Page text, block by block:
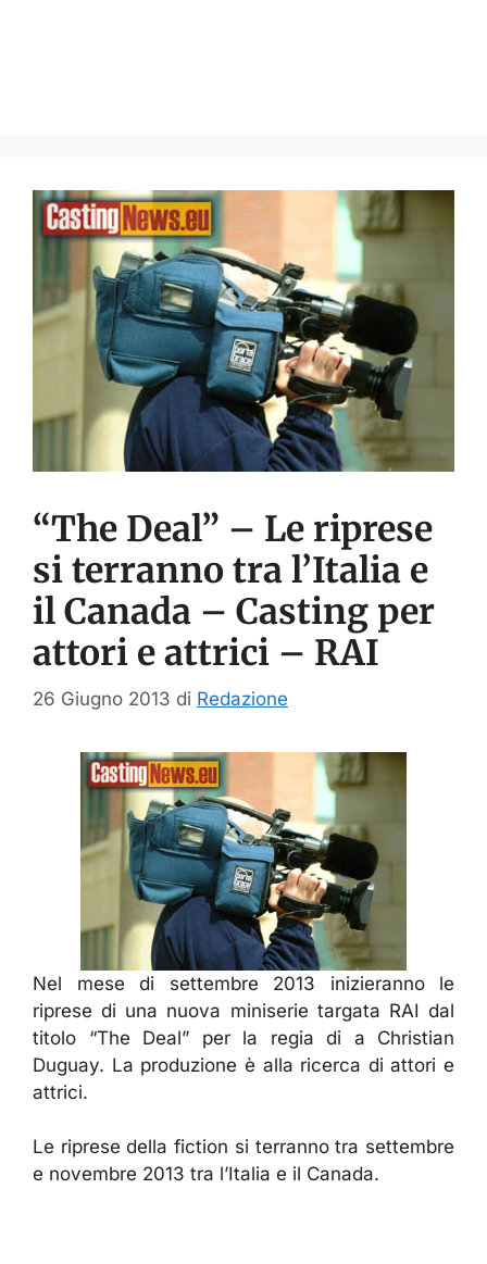
“The Deal” – Le riprese
si terranno tra l’Italia e
il Canada – Casting per
attori e attrici – RAI
26 Giugno 2013 di Redazione
Nel mese di settembre 2013 inizieranno le
riprese di una nuova miniserie targata RAI dal
titolo “The Deal” per la regia di a Christian
Duguay. La produzione è alla ricerca di attori e
attrici.
Le riprese della fiction si terranno tra settembre
e novembre 2013 tra l’Italia e il Canada.